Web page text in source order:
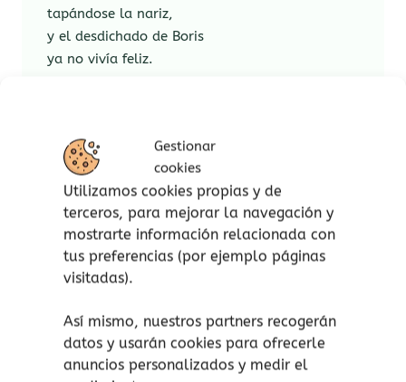
Gestionar
cookies
Utilizamos cookies propias y de
terceros, para mejorar la navegación y
mostrarte información relacionada con
tus preferencias (por ejemplo páginas
visitadas).
Así mismo, nuestros partners recogerán
datos y usarán cookies para ofrecerle
anuncios personalizados y medir el
tapándose la nariz,
y el desdichado de Boris
ya no vivía feliz.
se repetía sin tregua
una escena cotidiana.
Rodeado de palmeras,
en un agradable ambiente,
estaba el gorila Boris
durmiendo tranquilamente.
Cada vez que despertaba
en la mañana temprano
estiraba bien sus patas
y emitía, cual soprano,